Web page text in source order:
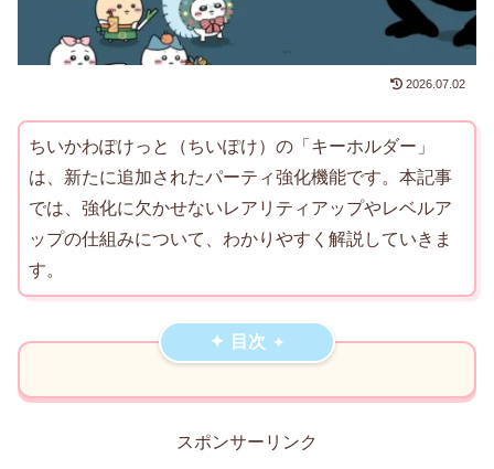
2026.07.02
ちいかわぽけっと（ちいぽけ）の「キーホルダー」
は、新たに追加されたパーティ強化機能です。本記事
では、強化に欠かせないレアリティアップやレベルア
ップの仕組みについて、わかりやすく解説していきま
す。
目次
スポンサーリンク